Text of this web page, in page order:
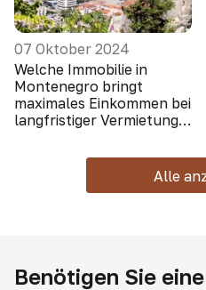
07 Oktober 2024
Welche Immobilie in
Montenegro bringt
maximales Einkommen bei
langfristiger Vermietung
Alle
Benötigen Sie